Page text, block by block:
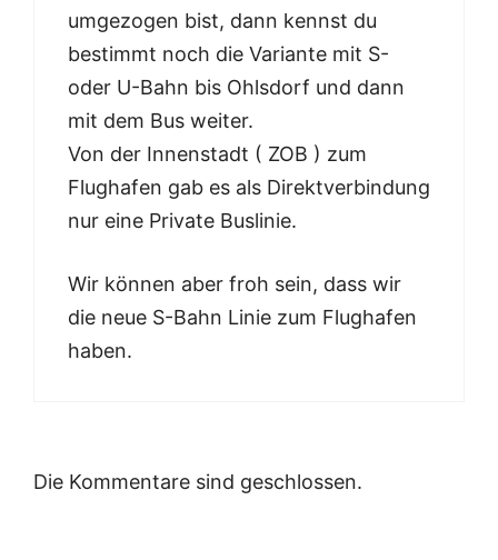
umgezogen bist, dann kennst du
bestimmt noch die Variante mit S-
oder U-Bahn bis Ohlsdorf und dann
mit dem Bus weiter.
Von der Innenstadt ( ZOB ) zum
Flughafen gab es als Direktverbindung
nur eine Private Buslinie.
Wir können aber froh sein, dass wir
die neue S-Bahn Linie zum Flughafen
haben.
Die Kommentare sind geschlossen.